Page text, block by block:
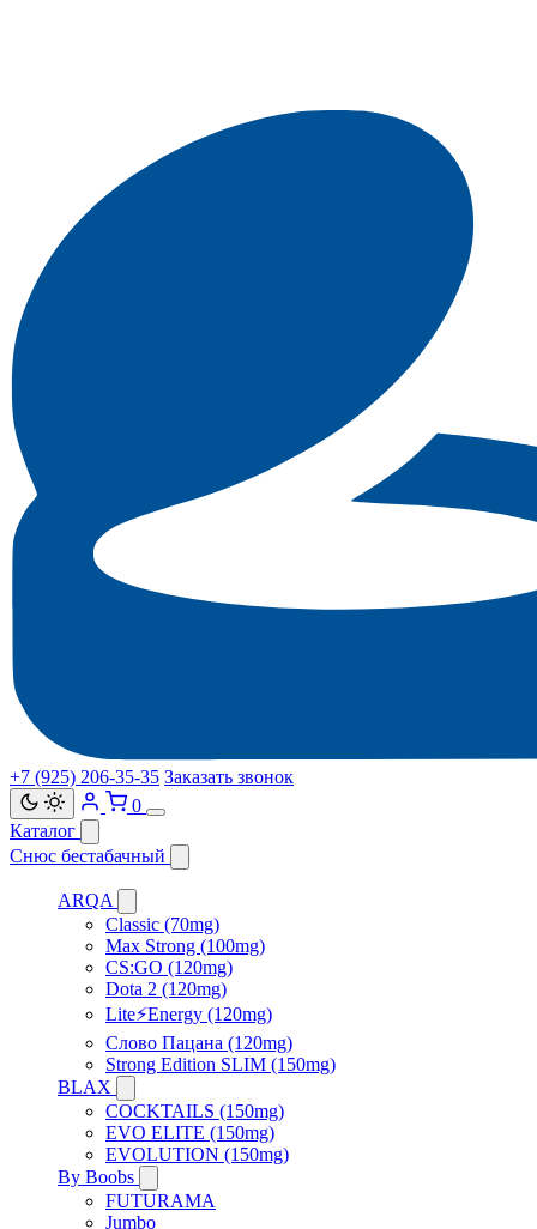
+7 (925) 206‑35‑35 Заказать звонок
0
Каталог
Снюс бестабачный
ARQA
Classic (70mg)
Max Strong (100mg)
CS:GO (120mg)
Dota 2 (120mg)
Lite⚡Energy (120mg)
Слово Пацана (120mg)
Strong Edition SLIM (150mg)
BLAX
COCKTAILS (150mg)
EVO ELITE (150mg)
EVOLUTION (150mg)
By Boobs
FUTURAMA
Jumbo